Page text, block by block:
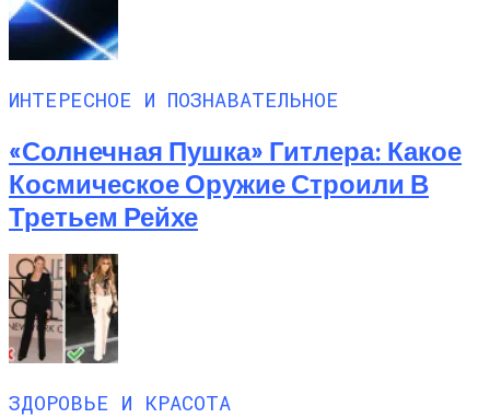
ИНТЕРЕСНОЕ И ПОЗНАВАТЕЛЬНОЕ
«Солнечная Пушка» Гитлера: Какое
Космическое Оружие Строили В
Третьем Рейхе
ЗДОРОВЬЕ И КРАСОТА